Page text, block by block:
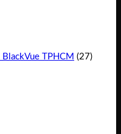
TPHCM (27)